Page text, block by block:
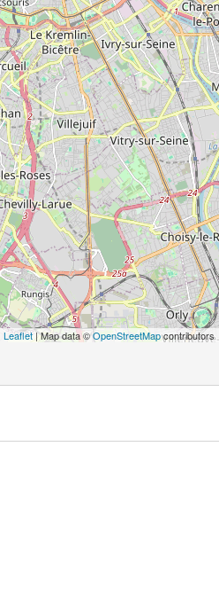
Leaflet| Map data ©OpenStreetMapcontributors